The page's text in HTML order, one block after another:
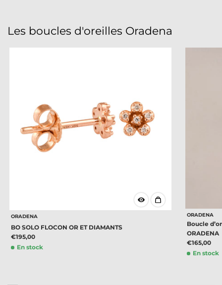
Les boucles d'oreilles Oradena
ORADENA
BO SOLO FLOCON OR ET DIAMANTS
€195,00
En stock
ORADENA
Boucle
ORADENA
€165,00
En stock